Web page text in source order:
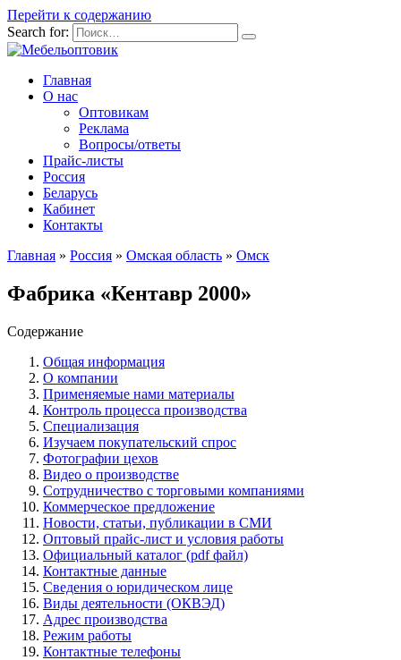
Перейти к содержанию
Search for:
Главная
О нас
Оптовикам
Реклама
Вопросы/ответы
Прайс-листы
Россия
Беларусь
Кабинет
Контакты
Главная » Россия » Омская область » Омск
Фабрика «Кентавр 2000»
Содержание
Общая информация
О компании
Применяемые нами материалы
Контроль процесса производства
Специализация
Изучаем покупательский спрос
Фотографии цехов
Видео о производстве
Сотрудничество с торговыми компаниями
Коммерческое предложение
Новости, статьи, публикации в СМИ
Оптовый прайс-лист и условия работы
Официальный каталог (pdf файл)
Контактные данные
Сведения о юридическом лице
Виды деятельности (ОКВЭД)
Адрес производства
Режим работы
Контактные телефоны